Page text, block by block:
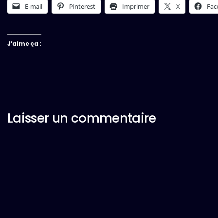
E-mail Pinterest Imprimer X
J’aime ça :
Laisser un commentaire